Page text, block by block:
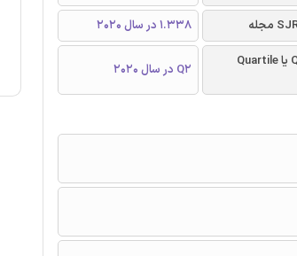
1.338 در سال 2020
شاخص Q یا Quartile
Q2 در سال 2020